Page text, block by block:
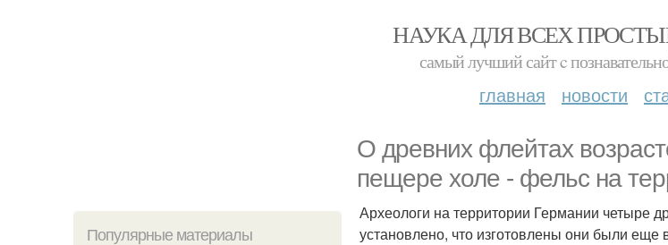
НАУКА ДЛЯ ВСЕХ
самый лучший сайт c
главная новости
О древних флейтах
пещере холе - фельс на
Популярные материалы
Археологи на территории Германии четыре
установлено, что изготовлены они были еще